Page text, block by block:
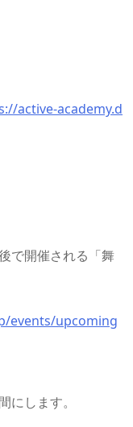
active-academy.d
で開催される「舞
events/upcoming
にします。